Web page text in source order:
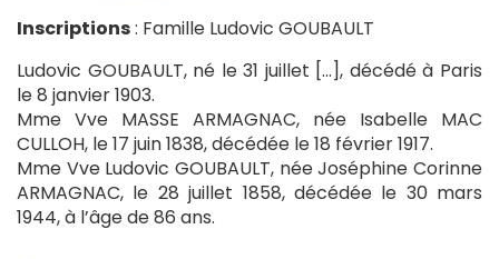
Inscriptions: Famille Ludovic GOUBAULT
Ludovic GOUBAULT, né le 31 juillet […], décédé à Paris
le 8 janvier 1903.
Mme Vve MASSE ARMAGNAC, née Isabelle MAC
CULLOH, le 17 juin 1838, décédée le 18 février 1917.
Mme Vve Ludovic GOUBAULT, née Joséphine Corinne
ARMAGNAC, le 28 juillet 1858, décédée le 30 mars
1944, à l’âge de 86 ans.